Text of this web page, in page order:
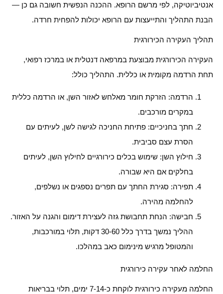
אנטיביוטיקה, לפי מרשם הרופא. ההכנה הנפשית חשובה גם כן —
הבנת התהליך והתייעצות עם הרופא יכולות להפחית חרדה.
תהליך העקירה הכירורגית
העקירה הכירורגית מבוצעת במרפאה דנטלית או במרכז רפואי,
תחת הרדמה מקומית או כללית. התהליך כולל:
הרדמה: הזרקת חומר מאלחש לאזור השן, או הרדמה כללית
במקרים מורכבים.
חתך בחניכיים: פתיחת החניכה לגישה לשן, לעיתים עם
הסרת עצם סביבית.
חילוץ השן: שימוש בכלים כירורגיים לחילוץ השן, לעיתים
בחלקים אם היא שבורה.
תפירה: סגירת החתך עם תפרים נספגים או נשלפים,
להחלמה מהירה.
חבישה: הנחת תחבושת גזה לעצירת דימום והגנה על האזור.
ההליך נמשך בדרך כלל 30-60 דקות, תלוי במורכבות,
והמטופל מרגיש מינימום כאב במהלכו.
החלמה לאחר עקירה כירורגית
החלמה מעקירה כירורגית לוקחת כ-7-14 ימים, תלוי בבריאות